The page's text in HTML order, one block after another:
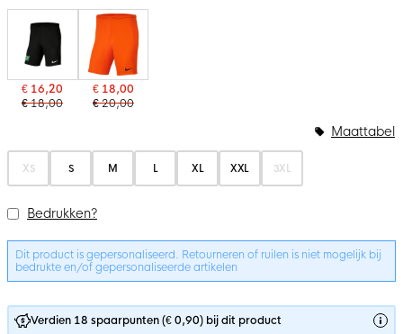
€ 16,20
€ 18,00
€ 18,00
€ 20,00
Maattabel
XS S M L XL XXL 3XL
Bedrukken?
Dit product is gepersonaliseerd. Retourneren of ruilen is niet mogelijk bij
bedrukte en/of gepersonaliseerde artikelen
Verdien 18 spaarpunten (€ 0,90) bij dit product